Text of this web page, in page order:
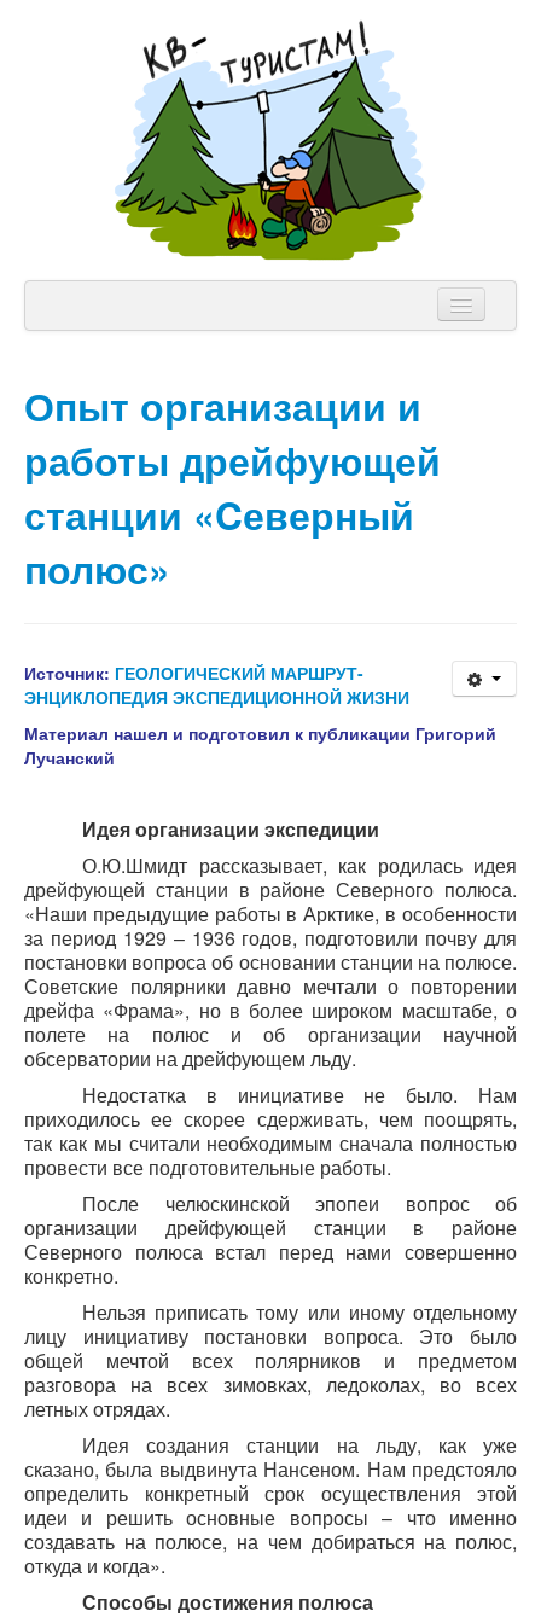
Аппаратура
Теория
Эксперименты
КВ шлюзы
Медиа
Опыт организации и
работы дрейфующей
станции «Cеверный
полюс»
Источник: ГЕОЛОГИЧЕСКИЙ МАРШРУТ-
ЭНЦИКЛОПЕДИЯ ЭКСПЕДИЦИОННОЙ ЖИЗНИ
Материал нашел и подготовил к публикации Григорий
Лучанский
Идея организации экспедиции
О.Ю.Шмидт рассказывает, как родилась идея
дрейфующей станции в районе Северного полюса.
«Наши предыдущие работы в Арктике, в особенности
за период 1929 – 1936 годов, подготовили почву для
постановки вопроса об основании станции на полюсе.
Советские полярники давно мечтали о повторении
дрейфа «Фрама», но в более широком масштабе, о
полете на полюс и об организации научной
обсерватории на дрейфующем льду.
Недостатка в инициативе не было. Нам
приходилось ее скорее сдерживать, чем поощрять,
так как мы считали необходимым сначала полностью
провести все подготовительные работы.
После челюскинской эпопеи вопрос об
организации дрейфующей станции в районе
Северного полюса встал перед нами совершенно
конкретно.
Нельзя приписать тому или иному отдельному
лицу инициативу постановки вопроса. Это было
общей мечтой всех полярников и предметом
разговора на всех зимовках, ледоколах, во всех
летных отрядах.
Идея создания станции на льду, как уже
сказано, была выдвинута Нансеном. Нам предстояло
определить конкретный срок осуществления этой
идеи и решить основные вопросы – что именно
создавать на полюсе, на чем добираться на полюс,
откуда и когда».
Способы достижения полюса